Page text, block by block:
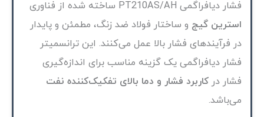
فشار دیافراگمی PT210AS/AH ساخته شده از فناوری
استرین گیج و ساختار فولاد ضد زنگ، مطمئن و پایدار
در فرآیندهای فشار بالا عمل می‌کنند. این ترانسمیتر
فشار دیافراگمی یک گزینه مناسب برای اندازه‌گیری
فشار در کاربرد فشار و دما بالای تفکیک‌کننده نفت
می‌باشد.